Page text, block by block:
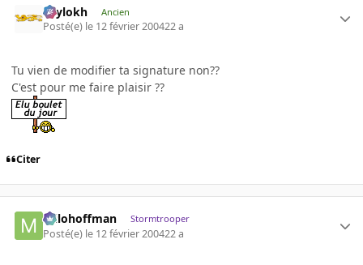
Psylokh Ancien
Posté(e) le 12 février 200422 a
Tu vien de modifier ta signature non??
C'est pour me faire plaisir ??
Citer
milohoffman Stormtrooper
Posté(e) le 12 février 200422 a